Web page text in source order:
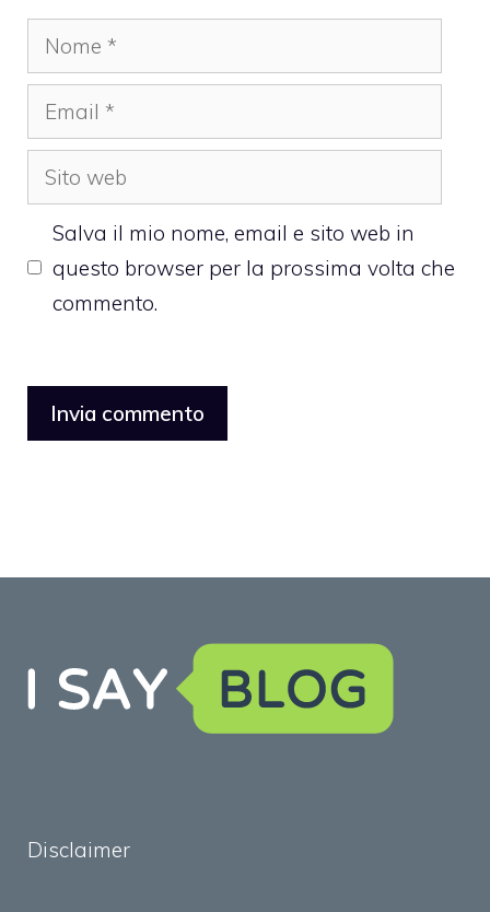
Nome
Email
Sito
web
Salva il mio nome, email e sito web in
questo browser per la prossima volta che
commento.
Disclaimer